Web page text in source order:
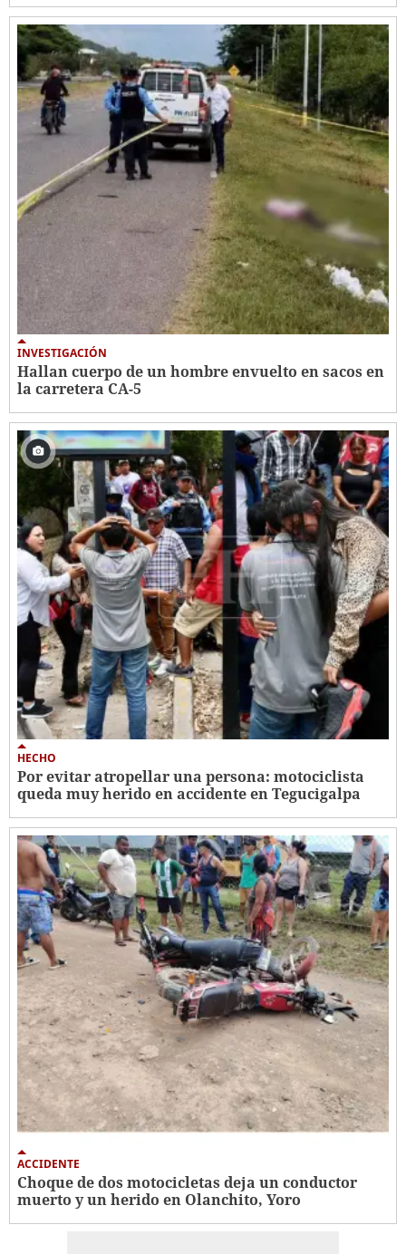
INVESTIGACIÓN
Hallan cuerpo de un hombre envuelto en sacos en
la carretera CA-5
HECHO
Por evitar atropellar una persona: motociclista
queda muy herido en accidente en Tegucigalpa
ACCIDENTE
Choque de dos motocicletas deja un conductor
muerto y un herido en Olanchito, Yoro